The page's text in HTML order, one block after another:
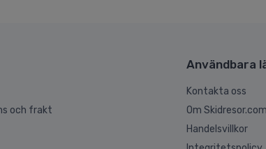
och frakt
Användbara
Kontakta oss
Om Skidresor.com
Handelsvillkor